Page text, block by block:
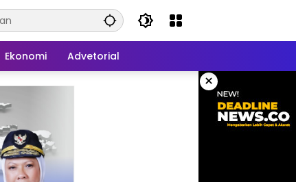
Ekonomi Advetorial
×